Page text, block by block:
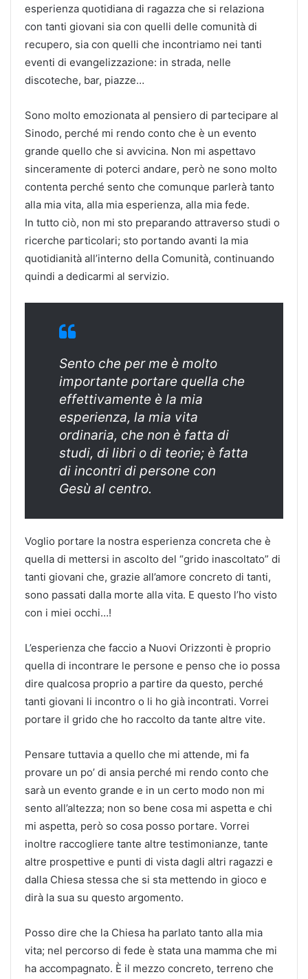
esperienza quotidiana di ragazza che si relaziona
con tanti giovani sia con quelli delle comunità di
recupero, sia con quelli che incontriamo nei tanti
eventi di evangelizzazione: in strada, nelle
discoteche, bar, piazze…
Sono molto emozionata al pensiero di partecipare al
Sinodo, perché mi rendo conto che è un evento
grande quello che si avvicina. Non mi aspettavo
sinceramente di poterci andare, però ne sono molto
contenta perché sento che comunque parlerà tanto
alla mia vita, alla mia esperienza, alla mia fede.
In tutto ciò, non mi sto preparando attraverso studi o
ricerche particolari; sto portando avanti la mia
quotidianità all’interno della Comunità, continuando
quindi a dedicarmi al servizio.
Sento che per me è molto
importante portare quella che
effettivamente è la mia
esperienza, la mia vita
ordinaria, che non è fatta di
studi, di libri o di teorie; è fatta
di incontri di persone con
Gesù al centro.
Voglio portare la nostra esperienza concreta che è
quella di mettersi in ascolto del “grido inascoltato” di
tanti giovani che, grazie all’amore concreto di tanti,
sono passati dalla morte alla vita. E questo l’ho visto
con i miei occhi…!
L’esperienza che faccio a Nuovi Orizzonti è proprio
quella di incontrare le persone e penso che io possa
dire qualcosa proprio a partire da questo, perché
tanti giovani li incontro o li ho già incontrati. Vorrei
portare il grido che ho raccolto da tante altre vite.
Pensare tuttavia a quello che mi attende, mi fa
provare un po’ di ansia perché mi rendo conto che
sarà un evento grande e in un certo modo non mi
sento all’altezza; non so bene cosa mi aspetta e chi
mi aspetta, però so cosa posso portare. Vorrei
inoltre raccogliere tante altre testimonianze, tante
altre prospettive e punti di vista dagli altri ragazzi e
dalla Chiesa stessa che si sta mettendo in gioco e
dirà la sua su questo argomento.
Posso dire che la Chiesa ha parlato tanto alla mia
vita; nel percorso di fede è stata una mamma che mi
ha accompagnato. È il mezzo concreto, terreno che